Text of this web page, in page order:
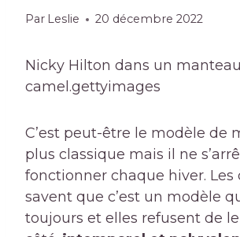
Par Leslie 20 décembre 2022
Nicky Hilton dans un manteau
camel.gettyimages
C’est peut-être le modèle de
plus classique mais il ne
fonctionner chaque hiver. Les
savent que c’est un modèle
toujours et elles refusent de